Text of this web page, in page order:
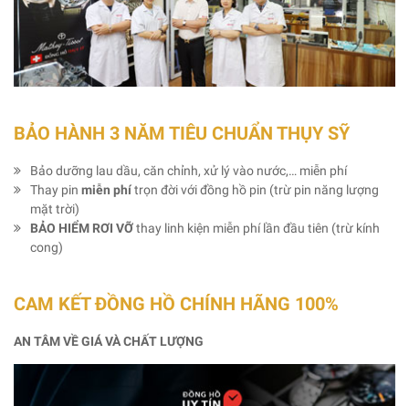
BẢO HÀNH 3 NĂM TIÊU CHUẨN THỤY SỸ
Bảo dưỡng lau dầu, căn chỉnh, xử lý vào nước,… miễn phí
Thay pin miễn phítrọn đời với đồng hồ pin (trừ pin năng lượng
mặt trời)
BẢO HIỂM RƠI VỠthay linh kiện miễn phí lần đầu tiên (trừ kính
cong)
CAM KẾT ĐỒNG HỒ CHÍNH HÃNG 100%
AN TÂM VỀ GIÁ VÀ CHẤT LƯỢNG